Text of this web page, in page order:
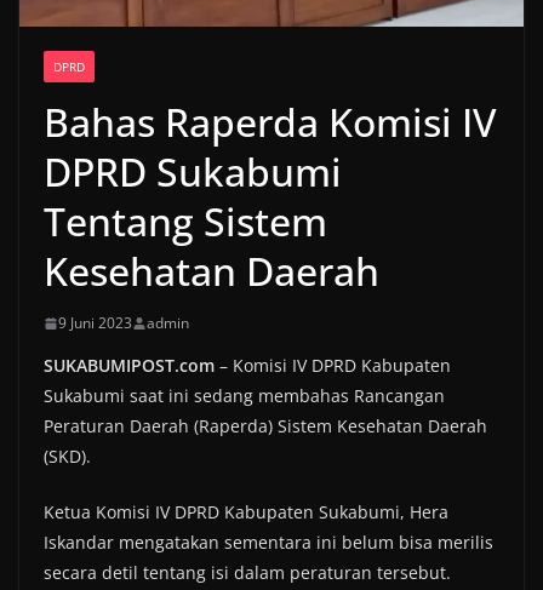
DPRD
Bahas Raperda Komisi IV
DPRD Sukabumi
Tentang Sistem
Kesehatan Daerah
9 Juni 2023 admin
SUKABUMIPOST.com – Komisi IV DPRD Kabupaten
Sukabumi saat ini sedang membahas Rancangan
Peraturan Daerah (Raperda) Sistem Kesehatan Daerah
(SKD).
Ketua Komisi IV DPRD Kabupaten Sukabumi, Hera
Iskandar mengatakan sementara ini belum bisa merilis
secara detil tentang isi dalam peraturan tersebut.